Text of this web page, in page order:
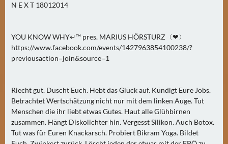
(
)
N
H
S
T
E
N E X T 18012014
YOU KNOW WHY↵™ pres. MARIUS HÖRSTURZ〈❤〉
https://www.facebook.com/events/1427963854100238/?
previousaction=join&source=1
Riecht gut. Duscht Euch. Hebt das Glück auf. Kündigt Eure Jobs.
Betrachtet Wertschätzung nicht nur mit dem linken Auge. Tut
Menschen die ihr liebt etwas Gutes. Haut alle Glühbirnen
zusammen. Hängt Diskolichter hin. Vergesst Silikon. Auch Botox.
Tut was für Euren Knackarsch. Probiert Bikram Yoga. Bildet